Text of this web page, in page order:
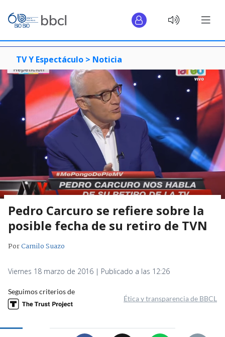
TV Y Espectáculo > Noticia
Pedro Carcuro se refiere sobre la
posible fecha de su retiro de TVN
PorCamilo Suazo
Viernes 18 marzo de 2016 | Publicado a las 12:26
Seguimos criterios de
Ética y transparencia de BBCL